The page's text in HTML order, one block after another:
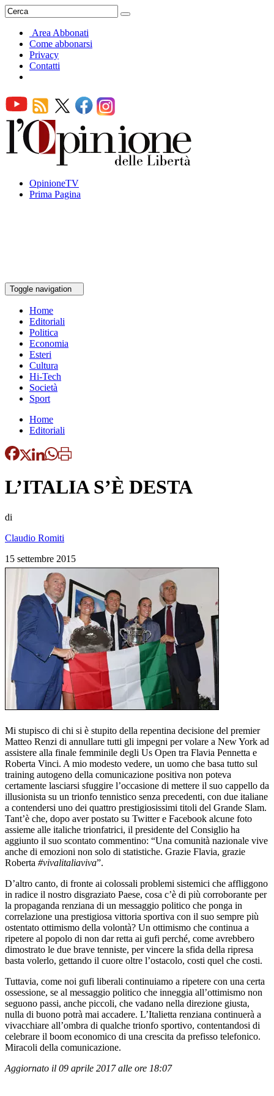
Area Abbonati
Come abbonarsi
Privacy
Contatti
OpinioneTV
Prima Pagina
Toggle navigation
Home
Editoriali
Politica
Economia
Esteri
Cultura
Hi-Tech
Società
Sport
Home
Editoriali
L’ITALIA S’È DESTA
di
Claudio Romiti
15 settembre 2015
Mi stupisco di chi si è stupito della repentina decisione del premier
Matteo Renzi di annullare tutti gli impegni per volare a New York ad
assistere alla finale femminile degli Us Open tra Flavia Pennetta e
Roberta Vinci. A mio modesto vedere, un uomo che basa tutto sul
training autogeno della comunicazione positiva non poteva
certamente lasciarsi sfuggire l’occasione di mettere il suo cappello da
illusionista su un trionfo tennistico senza precedenti, con due italiane
a contendersi uno dei quattro prestigiosissimi titoli del Grande Slam.
Tant’è che, dopo aver postato su Twitter e Facebook alcune foto
assieme alle italiche trionfatrici, il presidente del Consiglio ha
aggiunto il suo scontato commentino: “Una comunità nazionale vive
anche di emozioni non solo di statistiche. Grazie Flavia, grazie
Roberta #vivalitaliaviva”.
D’altro canto, di fronte ai colossali problemi sistemici che affliggono
in radice il nostro disgraziato Paese, cosa c’è di più corroborante per
la propaganda renziana di un messaggio politico che ponga in
correlazione una prestigiosa vittoria sportiva con il suo sempre più
ostentato ottimismo della volontà? Un ottimismo che continua a
ripetere al popolo di non dar retta ai gufi perché, come avrebbero
dimostrato le due brave tenniste, per vincere la sfida della ripresa
basta volerlo, gettando il cuore oltre l’ostacolo, costi quel che costi.
Tuttavia, come noi gufi liberali continuiamo a ripetere con una certa
ossessione, se al messaggio politico che inneggia all’ottimismo non
seguono passi, anche piccoli, che vadano nella direzione giusta,
nulla di buono potrà mai accadere. L’Italietta renziana continuerà a
vivacchiare all’ombra di qualche trionfo sportivo, contentandosi di
celebrare il boom economico di una crescita da prefisso telefonico.
Miracoli della comunicazione.
Aggiornato il 09 aprile 2017 alle ore 18:07